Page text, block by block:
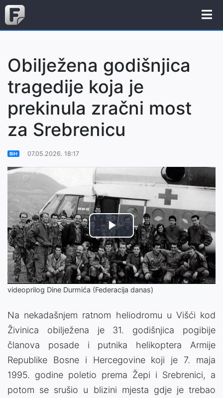
Obilježena godišnjica
tragedije koja je
prekinula zračni most
za Srebrenicu
BiH 07.05.2026. 18:17
Play
Video
videoprilog Dine Durmića (Federacija danas)
Na nekadašnjem ratnom heliodromu u Višći kod
Živinica obilježena je 31. godišnjica pogibije
članova posade i putnika helikoptera Armije
Republike Bosne i Hercegovine koji je 7. maja
1995. godine poletio prema Žepi i Srebrenici, a
potom se srušio u blizini mjesta gdje je trebao